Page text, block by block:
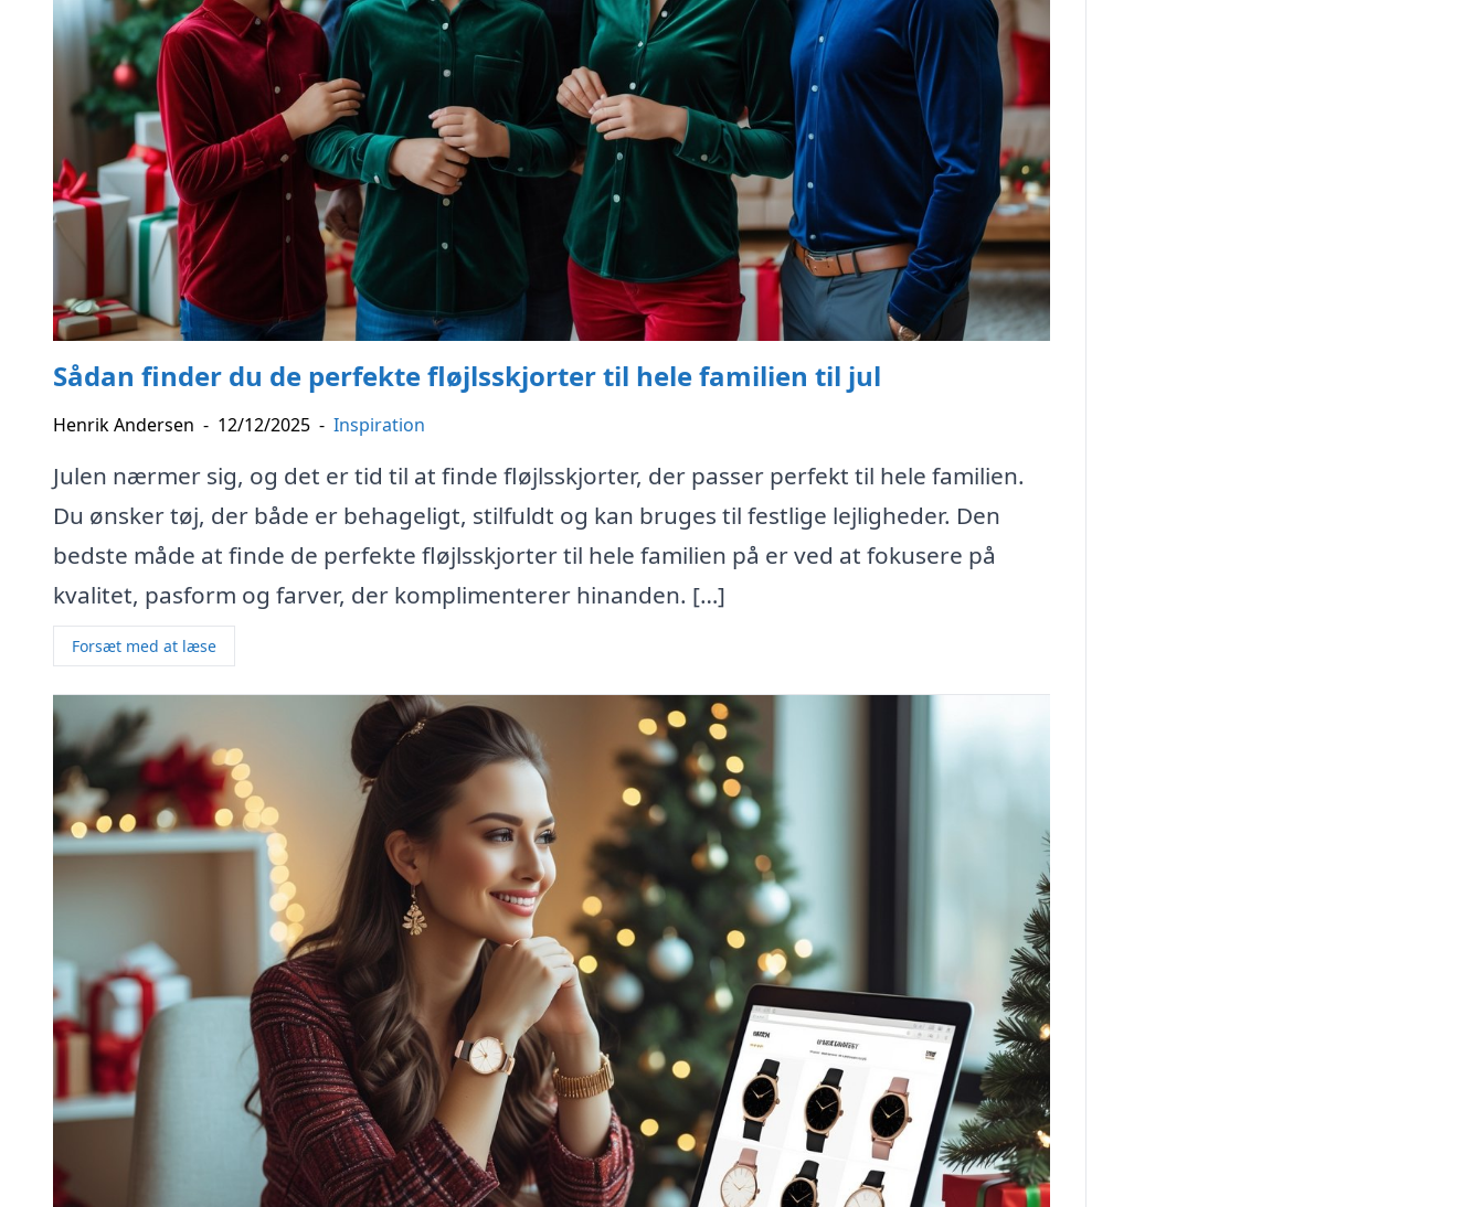
Sådan finder du de perfekte fløjlsskjorter til hele familien til jul
Henrik Andersen - 12/12/2025 - Inspiration
Julen nærmer sig, og det er tid til at finde fløjlsskjorter, der passer perfekt til hele familien.
Du ønsker tøj, der både er behageligt, stilfuldt og kan bruges til festlige lejligheder. Den
bedste måde at finde de perfekte fløjlsskjorter til hele familien på er ved at fokusere på
kvalitet, pasform og farver, der komplimenterer hinanden. […]
Forsæt med at læse